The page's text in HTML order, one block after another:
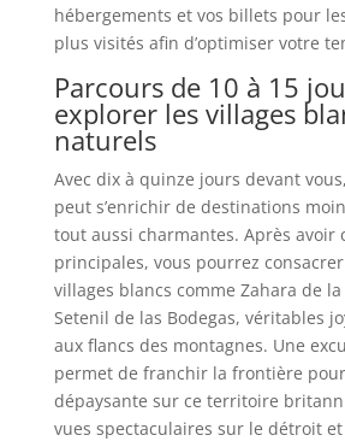
hébergements et vos billets pour
plus visités afin d’optimiser votre
Parcours de 10 à 15
explorer les villages
naturels
Avec dix à quinze jours devant
peut s’enrichir de destinations
tout aussi charmantes. Après avoir
principales, vous pourrez
villages blancs comme Zahara de
Setenil de las Bodegas, véritables
aux flancs des montagnes. Une
permet de franchir la frontière
dépaysante sur ce territoire
vues spectaculaires sur le détroit et